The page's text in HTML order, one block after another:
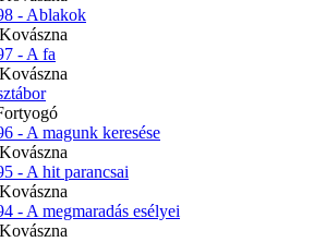
- Ablakok
- A fa
- A magunk keresése
- A hit parancsai
- A megmaradás esélyei